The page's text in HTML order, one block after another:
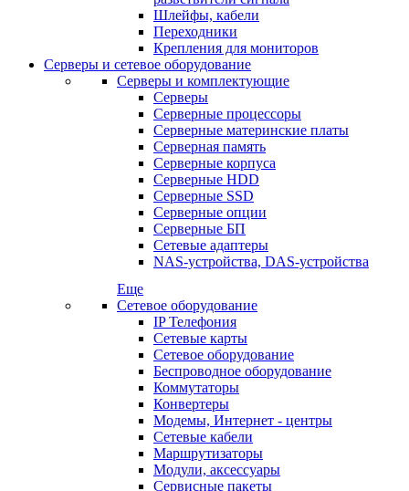
Шлейфы, кабели
Переходники
Крепления для мониторов
Серверы и сетевое оборудование
Серверы и комплектующие
Серверы
Серверные процессоры
Серверные материнские платы
Серверная память
Серверные корпуса
Серверные HDD
Серверные SSD
Серверные опции
Серверные БП
Сетевые адаптеры
NAS-устройства, DAS-устройства
Еще
Сетевое оборудование
IP Телефония
Сетевые карты
Сетевое оборудование
Беспроводное оборудование
Коммутаторы
Конвертеры
Модемы, Интернет - центры
Сетевые кабели
Маршрутизаторы
Модули, аксессуары
Сервисные пакеты